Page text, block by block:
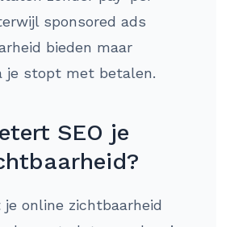
sponsored ads
bieden maar
je stopt met betalen.
SEO je
je online zichtbaarheid